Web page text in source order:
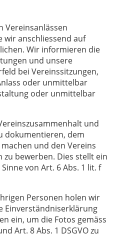
Vereinsanlässen
wir anschliessend auf
Wir informieren die
und unsere
bei Vereinssitzungen,
oder unmittelbar
oder unmittelbar
und
dokumentieren, dem
und den Vereins
bewerben. Dies stellt ein
von Art. 6 Abs. 1 lit. f
Personen holen wir
Einverständniserklärung
ein, um die Fotos gemäss
Art. 8 Abs. 1 DSGVO zu